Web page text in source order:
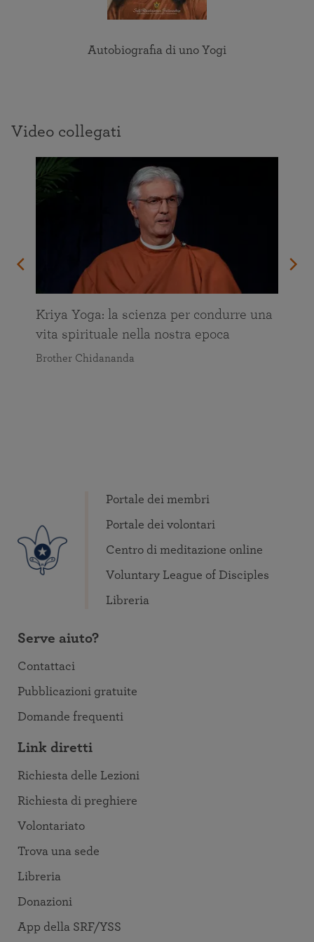
Autobiografia di uno Yogi
Video collegati
Kriya Yoga: la scienza per condurre una
vita spirituale nella nostra epoca
Brother Chidananda
Portale dei membri
Portale dei volontari
Centro di meditazione online
Voluntary League of Disciples
Libreria
Serve aiuto?
Contattaci
Pubblicazioni gratuite
Domande frequenti
Link diretti
Richiesta delle Lezioni
Richiesta di preghiere
Volontariato
Trova una sede
Libreria
Donazioni
App della SRF/YSS